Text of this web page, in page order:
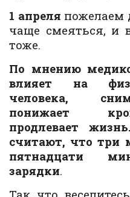
1 апреля пожелаем
чаще смеяться, и
тоже.
По мнению
влияет на
человека,
понижает
продлевает
считают, что три
пятнадцати
зарядки.